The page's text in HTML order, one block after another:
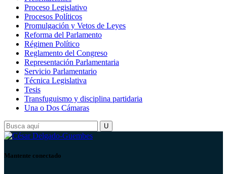
Proceso Legislativo
Procesos Políticos
Promulgación y Vetos de Leyes
Reforma del Parlamento
Régimen Político
Reglamento del Congreso
Representación Parlamentaria
Servicio Parlamentario
Técnica Legislativa
Tesis
Transfuguismo y disciplina partidaria
Una o Dos Cámaras
Mantente conectado